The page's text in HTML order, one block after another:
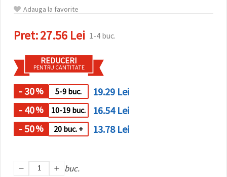
urile făcând
toate!" Sau
preferințele
în setări
selectând
un tip de
cookie -uri
dat și
făcând clic
pe butonul
"Salvați"
toate!
Adauga la favorite
Pret:27.56 Lei 1-4 buc.
REDUCERI
PENTRU CANTITATE
- 30% 5-9 buc.
19.29 Lei
- 40% 10-19 buc.
16.54 Lei
- 50% 20 buc. + 13.78 Lei
buc.